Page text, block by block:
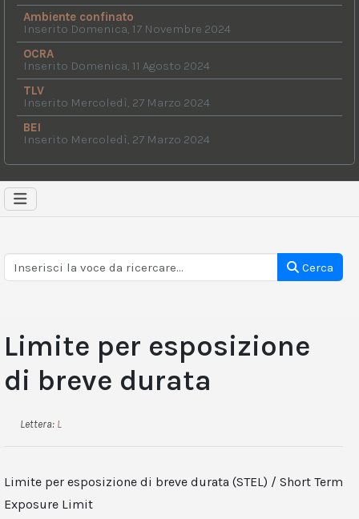
Ambiente confinato
Inserito Domenica, 17 Novembre 2024
OCRA
Inserito Domenica, 11 Agosto 2024
TLV
Inserito Mercoledì, 27 Marzo 2024
BEI
Inserito Mercoledì, 27 Marzo 2024
Cerca
Limite per esposizione
di breve durata
Lettera: L
Limite per esposizione di breve durata (STEL) / Short Term
Exposure Limit